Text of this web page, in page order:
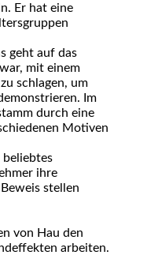
Er hat eine
geht auf das
mit einem
schlagen, um
Im
durch eine
Motiven
beliebtes
ihre
stellen
von Hau den
arbeiten.